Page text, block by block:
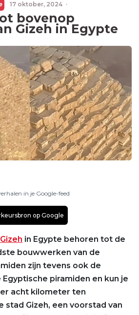
17 oktober, 2024 ·
bovenop
Gizeh in Egypte
in je Google-feed
op Google
in Egypte behoren tot de
bouwwerken van de
zijn tevens ook de
piramiden en kun je
acht kilometer ten
stad Gizeh, een voorstad van